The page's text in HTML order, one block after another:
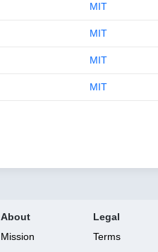
MIT
MIT
MIT
MIT
About
Mission
Legal
Terms